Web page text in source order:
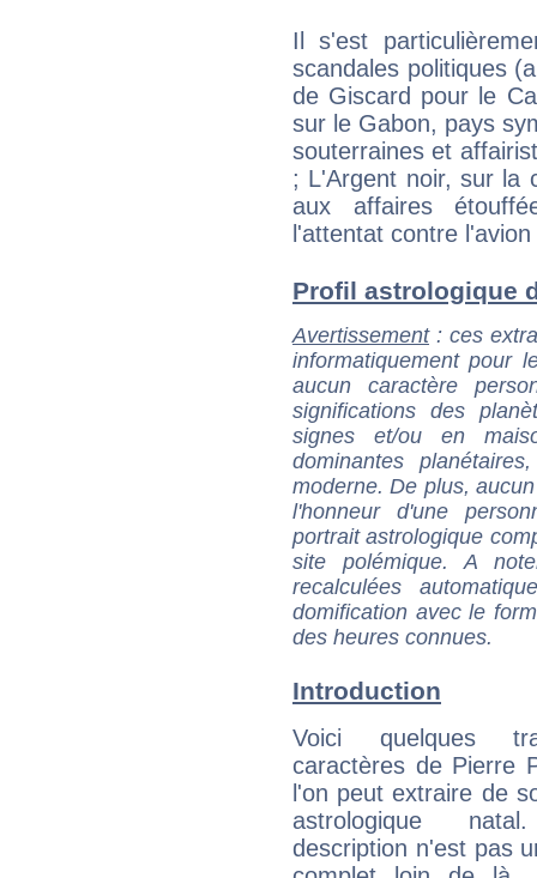
Il s'est
scandales politiques
de Giscard pour le
sur le Gabon, pays
souterraines et
; L'Argent noir, sur la
aux affaires
l'attentat contre l'avion
Profil astrologique
Avertissement: ces
informatiquement pour
aucun caractère
significations des
signes et/ou en
dominantes
moderne. De plus,
l'honneur d'une
portrait astrologique
site polémique. A
recalculées
domification avec le
des heures connues.
Introduction
Voici quelques
caractères de Pierre
l'on peut extraire de
astrologique
description n'est pas